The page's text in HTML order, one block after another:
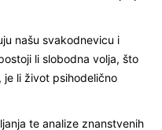
našu svakodnevicu i
li slobodna volja, što
je li život psihodelično
te analize znanstvenih